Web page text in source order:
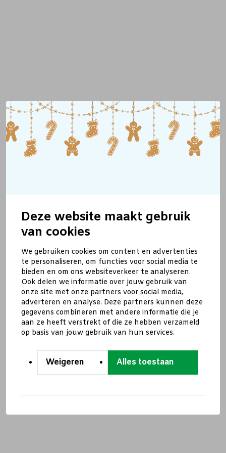
Deze website maakt gebruik
van cookies
We gebruiken cookies om content en advertenties
te personaliseren, om functies voor social media te
bieden en om ons websiteverkeer te analyseren.
Ook delen we informatie over jouw gebruik van
onze site met onze partners voor social media,
adverteren en analyse. Deze partners kunnen deze
gegevens combineren met andere informatie die je
aan ze heeft verstrekt of die ze hebben verzameld
op basis van jouw gebruik van hun services.
Weigeren Alles toestaan